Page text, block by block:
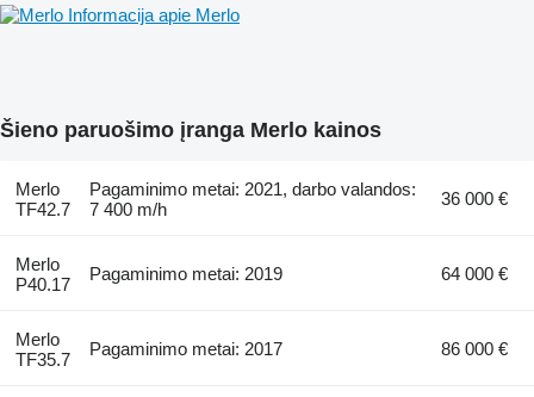
Informacija apie Merlo
Šieno paruošimo įranga Merlo kainos
Merlo
TF42.7
Pagaminimo metai: 2021, darbo valandos:
7 400 m/h
36 000 €
Merlo
P40.17
Pagaminimo metai: 2019 64 000 €
Merlo
TF35.7
Pagaminimo metai: 2017 86 000 €